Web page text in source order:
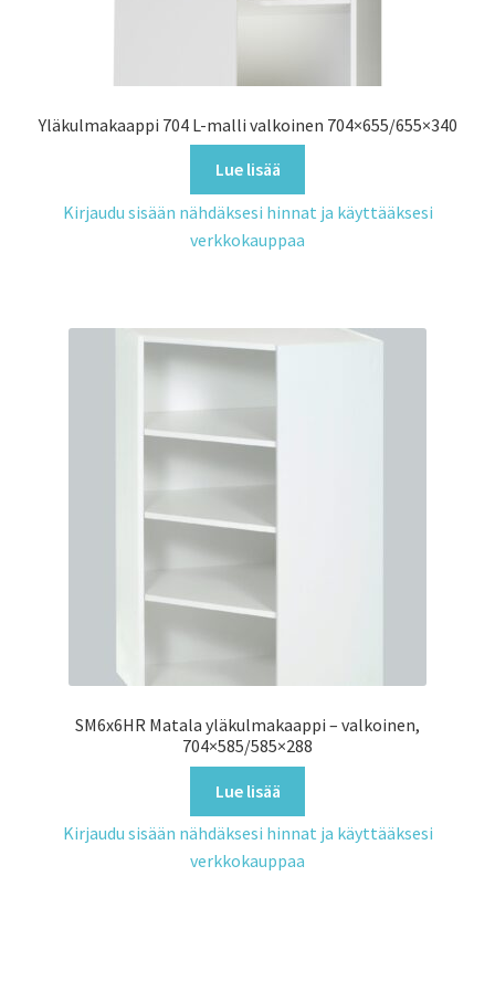
Yläkulmakaappi 704 L-malli valkoinen 704×655/655×340
Lue lisää
Kirjaudu sisään nähdäksesi hinnat ja käyttääksesi
verkkokauppaa
SM6x6HR Matala yläkulmakaappi – valkoinen,
704×585/585×288
Lue lisää
Kirjaudu sisään nähdäksesi hinnat ja käyttääksesi
verkkokauppaa